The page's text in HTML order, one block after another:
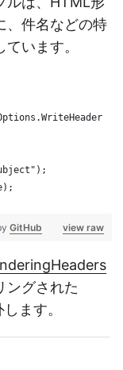
、件名などの特
います。
view raw
GitHub
ングされた
ます。